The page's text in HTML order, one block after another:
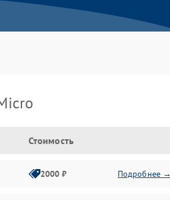
Стоимость
2000 ₽ Подробнее →